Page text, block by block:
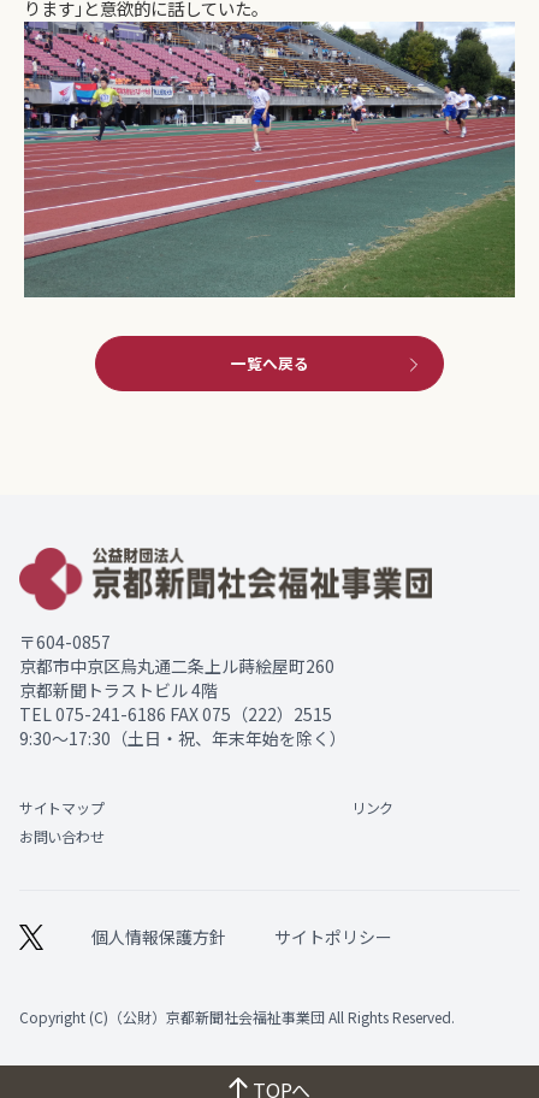
ります｣と意欲的に話していた。
一覧へ戻る
〒604-0857
京都市中京区烏丸通二条上ル蒔絵屋町260
京都新聞トラストビル 4階
TEL 075-241-6186 FAX 075（222）2515
9:30～17:30（土日・祝、年末年始を除く）
サイトマップ
リンク
お問い合わせ
個人情報保護方針 サイトポリシー
Copyright (C)（公財）京都新聞社会福祉事業団 All Rights Reserved.
TOPへ